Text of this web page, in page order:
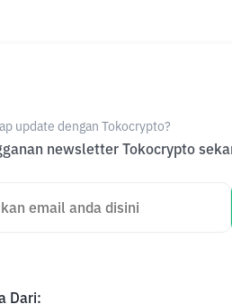
update dengan Tokocrypto?
newsletter Tokocrypto
Dari: